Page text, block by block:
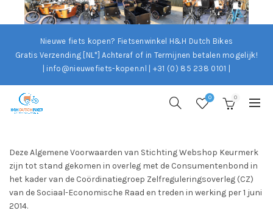
Nieuwe fiets kopen? Fietsenwinkel H&H Dutch Bikes
Gratis Verzending [NL*] Achteraf of in Termijnen betalen mogelijk!
| info@nieuwefiets-kopen.nl | +31 (0) 85 238 0101 |
0 0
Deze Algemene Voorwaarden van Stichting Webshop Keurmerk
zijn tot stand gekomen in overleg met de Consumentenbond in
het kader van de Coördinatiegroep Zelfreguleringsoverleg (CZ)
van de Sociaal-Economische Raad en treden in werking per 1 juni
2014.